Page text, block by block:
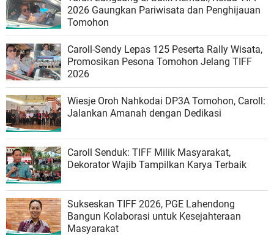
2026 Gaungkan Pariwisata dan Penghijauan
Tomohon
Caroll-Sendy Lepas 125 Peserta Rally Wisata,
Promosikan Pesona Tomohon Jelang TIFF
2026
Wiesje Oroh Nahkodai DP3A Tomohon, Caroll:
Jalankan Amanah dengan Dedikasi
Caroll Senduk: TIFF Milik Masyarakat,
Dekorator Wajib Tampilkan Karya Terbaik
Sukseskan TIFF 2026, PGE Lahendong
Bangun Kolaborasi untuk Kesejahteraan
Masyarakat